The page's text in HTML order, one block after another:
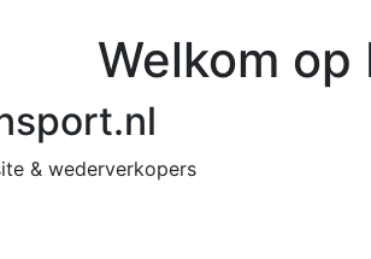
Welkom
& wederverkopers